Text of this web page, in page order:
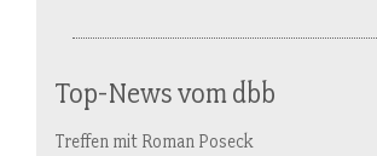
Top-News vom dbb
Treffen mit Roman Poseck